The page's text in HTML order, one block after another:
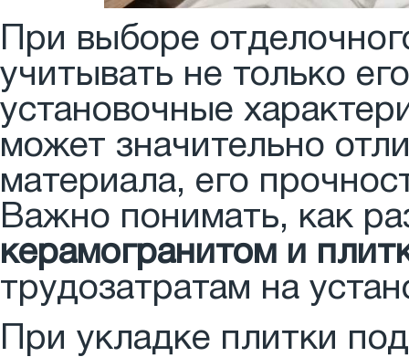
При выборе
учитывать не только
установочные
может значительно
материала, его
Важно понимать, как
керамогранитом и
трудозатратам на
При укладке плитки